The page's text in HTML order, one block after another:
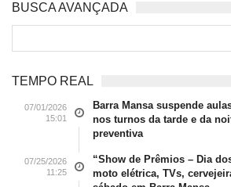
BUSCA AVANÇADA
TEMPO REAL
07/01/2026
15:01
Barra Mansa suspende
nos turnos da tarde e da
preventiva
07/25/2026
11:25
“Show de Prêmios – Dia
moto elétrica, TVs,